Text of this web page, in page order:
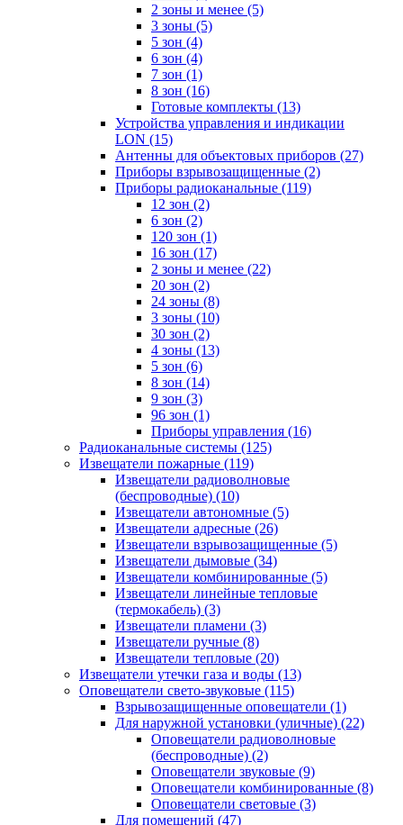
2 зоны и менее (5)
3 зоны (5)
5 зон (4)
6 зон (4)
7 зон (1)
8 зон (16)
Готовые комплекты (13)
Устройства управления и индикации
LON (15)
Антенны для объектовых приборов (27)
Приборы взрывозащищенные (2)
Приборы радиоканальные (119)
12 зон (2)
6 зон (2)
120 зон (1)
16 зон (17)
2 зоны и менее (22)
20 зон (2)
24 зоны (8)
3 зоны (10)
30 зон (2)
4 зоны (13)
5 зон (6)
8 зон (14)
9 зон (3)
96 зон (1)
Приборы управления (16)
Радиоканальные системы (125)
Извещатели пожарные (119)
Извещатели радиоволновые
(беспроводные) (10)
Извещатели автономные (5)
Извещатели адресные (26)
Извещатели взрывозащищенные (5)
Извещатели дымовые (34)
Извещатели комбинированные (5)
Извещатели линейные тепловые
(термокабель) (3)
Извещатели пламени (3)
Извещатели ручные (8)
Извещатели тепловые (20)
Извещатели утечки газа и воды (13)
Оповещатели свето-звуковые (115)
Взрывозащищенные оповещатели (1)
Для наружной установки (уличные) (22)
Оповещатели радиоволновые
(беспроводные) (2)
Оповещатели звуковые (9)
Оповещатели комбинированные (8)
Оповещатели световые (3)
Для помещений (47)